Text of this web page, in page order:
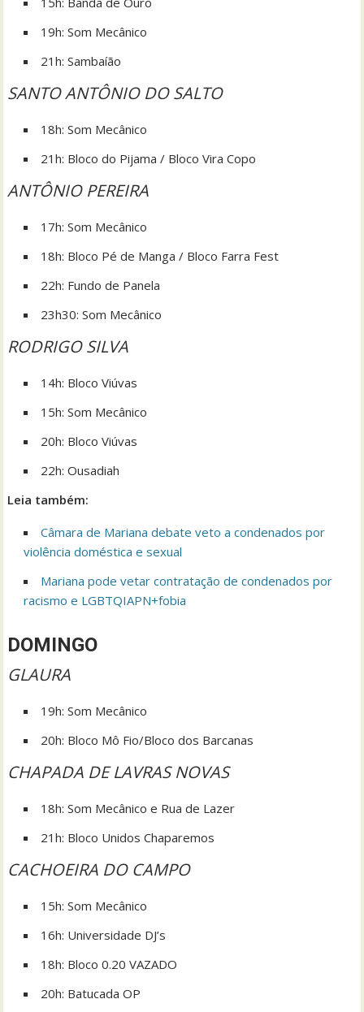
19h: Som Mecânico
21h: Sambaíão
SANTO ANTÔNIO DO SALTO
18h: Som Mecânico
21h: Bloco do Pijama / Bloco Vira Copo
ANTÔNIO PEREIRA
17h: Som Mecânico
18h: Bloco Pé de Manga / Bloco Farra Fest
22h: Fundo de Panela
23h30: Som Mecânico
RODRIGO SILVA
14h: Bloco Viúvas
15h: Som Mecânico
20h: Bloco Viúvas
22h: Ousadiah
Leia também:
Câmara de Mariana debate veto a condenados por
violência doméstica e sexual
Mariana pode vetar contratação de condenados por
racismo e LGBTQIAPN+fobia
DOMINGO
GLAURA
19h: Som Mecânico
20h: Bloco Mô Fio/Bloco dos Barcanas
CHAPADA DE LAVRAS NOVAS
18h: Som Mecânico e Rua de Lazer
21h: Bloco Unidos Chaparemos
CACHOEIRA DO CAMPO
15h: Som Mecânico
16h: Universidade DJ’s
18h: Bloco 0.20 VAZADO
20h: Batucada OP